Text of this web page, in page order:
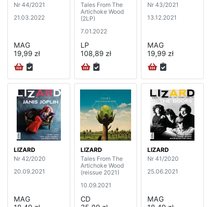
Nr 44/2021
21.03.2022
MAG
19,99 zł
Tales From The
Artichoke Wood
(2LP)
7.01.2022
LP
108,89 zł
Nr 43/2021
13.12.2021
MAG
19,99 zł
LIZARD
Nr 42/2020
20.09.2021
MAG
LIZARD
Tales From The
Artichoke Wood
(reissue 2021)
10.09.2021
CD
LIZARD
Nr 41/2020
25.06.2021
MAG